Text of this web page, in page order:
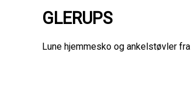
GLERUPS
Lune hjemmesko og ankelstøvler fra